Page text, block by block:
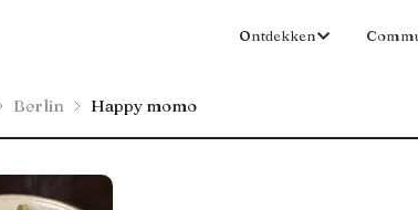
Ontdekken
Berlin Happy momo